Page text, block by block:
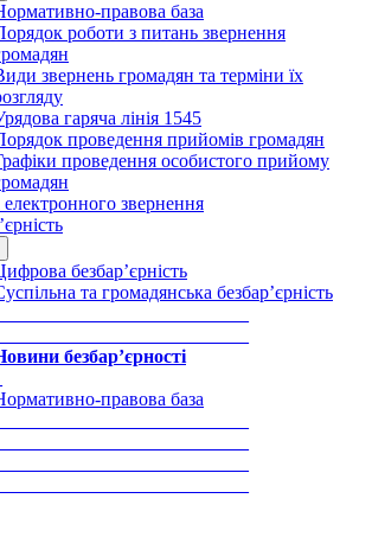
правова база
роботи з питань звернення
звернень громадян та терміни їх
гаряча лінія 1545
проведення прийомів громадян
проведення особистого прийому
звернення
безбар’єрність
та громадянська безбар’єрність
безбар’єрності
правова база